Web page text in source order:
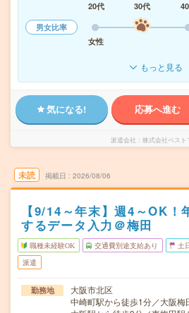
20代
30代
男女比率
女性
もっと見る
気になる! 応募へ進む
派遣会社 株式会社ベスト
未読 掲載日 2026/08/06
【9/14～年末】週4～OK！
するデータ入力＠梅田
職種未経験OK 交通費別途支給あり 土
派遣
勤務地
大阪市北区
中崎町駅から徒歩1分／大阪